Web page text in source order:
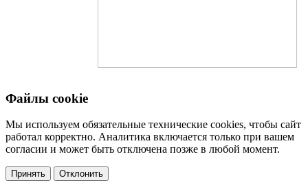
Файлы cookie
Мы используем обязательные технические cookies, чтобы сайт
работал корректно. Аналитика включается только при вашем
согласии и может быть отключена позже в любой момент.
Принять Отклонить